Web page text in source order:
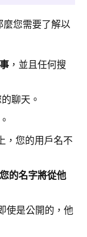
您需要了解以
，並且任何搜
聊天。
，您的用戶名不
您的名字將從他
使是公開的，他